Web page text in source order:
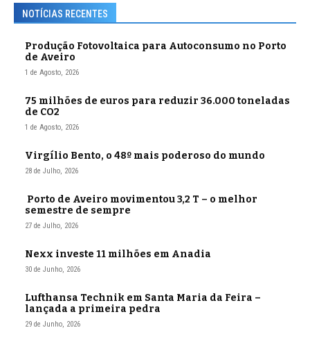
NOTÍCIAS RECENTES
Produção Fotovoltaica para Autoconsumo no Porto
de Aveiro
1 de Agosto, 2026
75 milhões de euros para reduzir 36.000 toneladas
de CO2
1 de Agosto, 2026
Virgílio Bento, o 48º mais poderoso do mundo
28 de Julho, 2026
Porto de Aveiro movimentou 3,2 T – o melhor
semestre de sempre
27 de Julho, 2026
Nexx investe 11 milhões em Anadia
30 de Junho, 2026
Lufthansa Technik em Santa Maria da Feira –
lançada a primeira pedra
29 de Junho, 2026